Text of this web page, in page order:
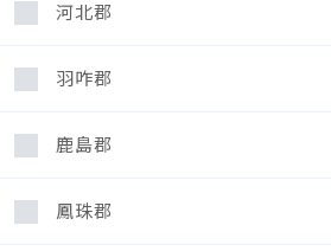
河北郡
羽咋郡
鹿島郡
鳳珠郡